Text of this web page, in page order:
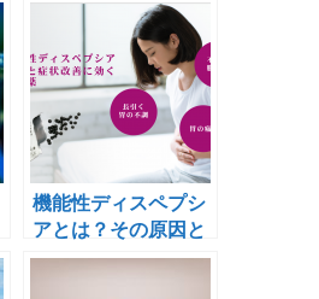
機能性ディスペプシ
アとは？その原因と
症状改善に効く漢方